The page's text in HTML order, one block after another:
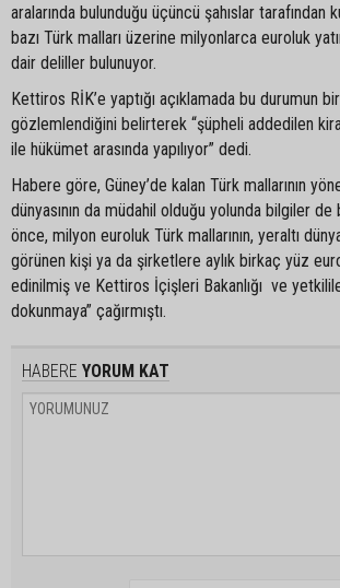
aralarında bulunduğu üçüncü şahıslar tarafından
bazı Türk malları üzerine milyonlarca euroluk
dair deliller bulunuyor.
Kettiros RİK’e yaptığı açıklamada bu durumun
gözlemlendiğini belirterek “şüpheli addedilen
ile hükümet arasında yapılıyor” dedi.
Habere göre, Güney’de kalan Türk mallarının
dünyasının da müdahil olduğu yolunda bilgiler
önce, milyon euroluk Türk mallarının, yeraltı
görünen kişi ya da şirketlere aylık birkaç yüz
edinilmiş ve Kettiros İçişleri Bakanlığı ve
dokunmaya” çağırmıştı.
HABERE YORUM KAT